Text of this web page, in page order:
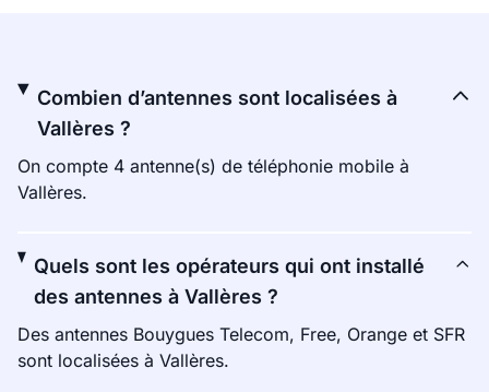
Combien d’antennes sont localisées à
Vallères ?
On compte 4 antenne(s) de téléphonie mobile à
Vallères.
Quels sont les opérateurs qui ont installé
des antennes à Vallères ?
Des antennes Bouygues Telecom, Free, Orange et SFR
sont localisées à Vallères.